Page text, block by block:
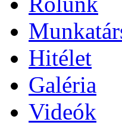
Hitélet
Galéria
Videók